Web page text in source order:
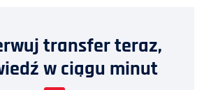
transfer teraz,
w ciągu minut